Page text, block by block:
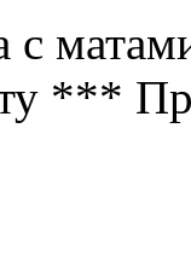
с
***